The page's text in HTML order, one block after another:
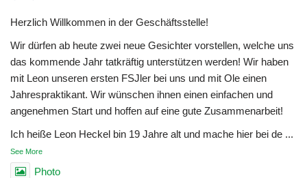
Herzlich Willkommen in der Geschäftsstelle!
Wir dürfen ab heute zwei neue Gesichter vorstellen, welche uns
das kommende Jahr tatkräftig unterstützen werden! Wir haben
mit Leon unseren ersten FSJler bei uns und mit Ole einen
Jahrespraktikant. Wir wünschen ihnen einen einfachen und
angenehmen Start und hoffen auf eine gute Zusammenarbeit!
Ich heiße Leon Heckel bin 19 Jahre alt und mache hier bei de ...
See More
Photo